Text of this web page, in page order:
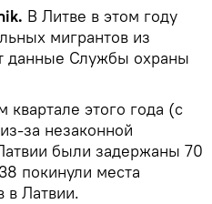
В Литве в этом году
мигрантов из
данные Службы охраны
квартале этого года (c
за незаконной
были задержаны 70
покинули места
в Латвии.